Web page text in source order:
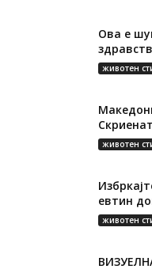
Ова е
животен
животен
евтин
животен